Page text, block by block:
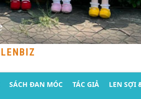
LENBIZ
SÁCH ĐAN MÓC TÁC GIẢ LEN SỢI